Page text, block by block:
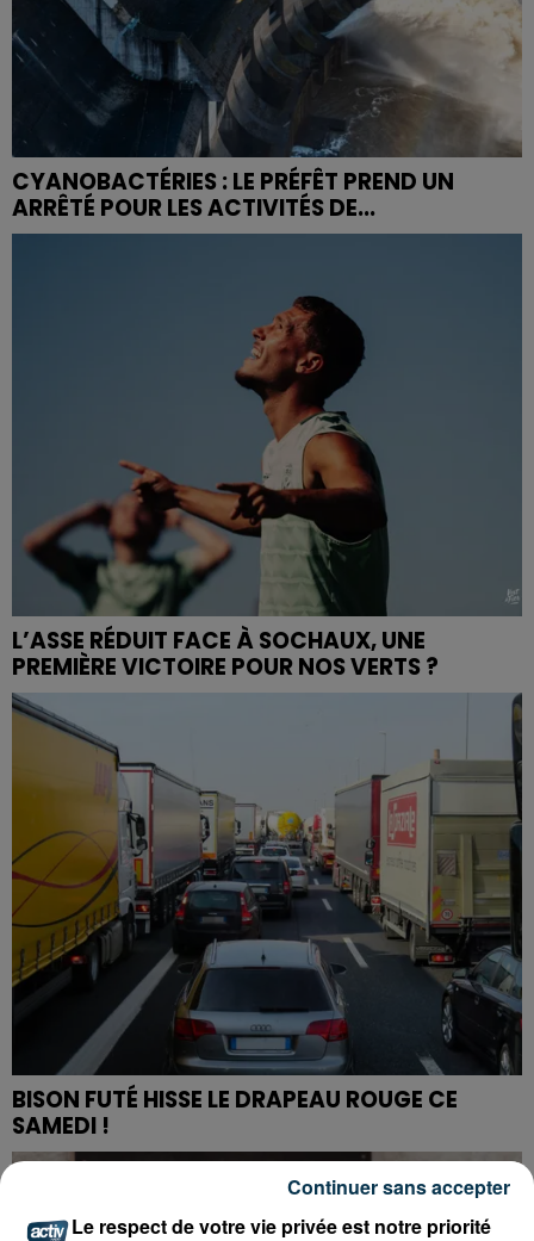
CYANOBACTÉRIES : LE PRÉFÊT PREND UN
ARRÊTÉ POUR LES ACTIVITÉS DE...
L’ASSE RÉDUIT FACE À SOCHAUX, UNE
PREMIÈRE VICTOIRE POUR NOS VERTS ?
BISON FUTÉ HISSE LE DRAPEAU ROUGE CE
SAMEDI !
Le respect de votre vie privée est notre priorité
Continuer sans accepter